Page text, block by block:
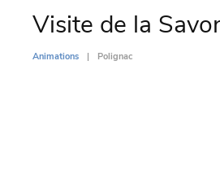
Visite de la
Animations Polignac